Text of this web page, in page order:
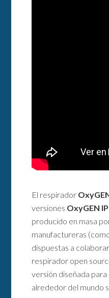
El respirador
versiones OxyGEN IP
producido en masa
manufactureras
dispuestas a
respirador open
versión diseñada
alrededor del mundo